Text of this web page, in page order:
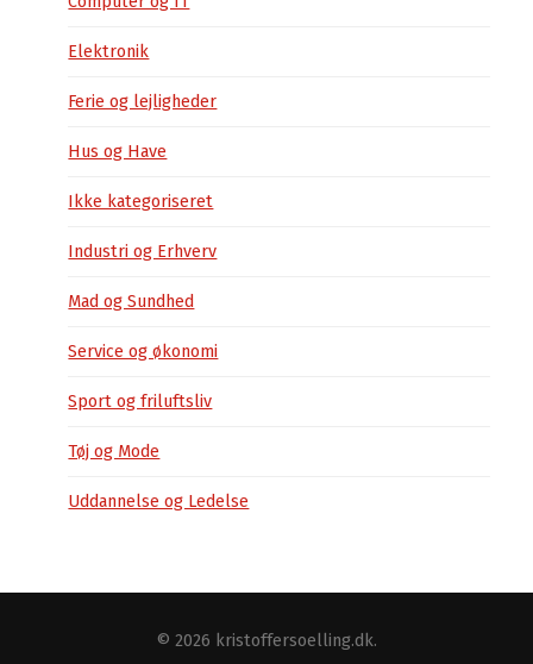
Elektronik
Ferie og lejligheder
Hus og Have
Ikke kategoriseret
Industri og Erhverv
Mad og Sundhed
Service og økonomi
Sport og friluftsliv
Tøj og Mode
Uddannelse og Ledelse
© 2026 kristoffersoelling.dk.